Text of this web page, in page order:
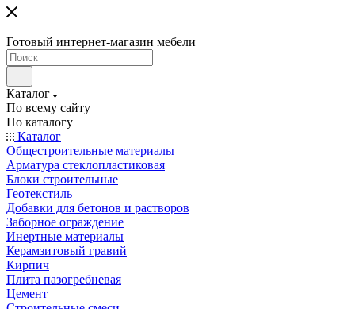
Готовый интернет-магазин мебели
Каталог
По всему сайту
По каталогу
Каталог
Общестроительные материалы
Арматура стеклопластиковая
Блоки строительные
Геотекстиль
Добавки для бетонов и растворов
Заборное ограждение
Инертные материалы
Керамзитовый гравий
Кирпич
Плита пазогребневая
Цемент